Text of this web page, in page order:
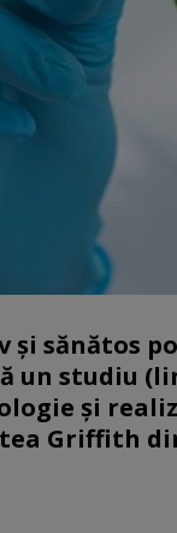
sănătos
un studiu
și
Griffith